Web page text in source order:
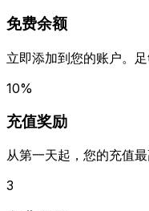
免费余额
立即添加到您的账户。
10%
充值奖励
从第一天起，您的充值
3